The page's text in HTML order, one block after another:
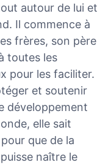
autour de lui et
Il commence à
frères, son père
toutes les
pour les faciliter.
et soutenir
développement
elle sait
que de la
naître le